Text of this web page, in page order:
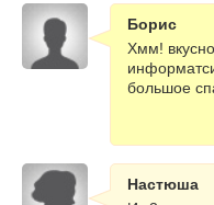
Борис
Хмм!
большое
Настюша